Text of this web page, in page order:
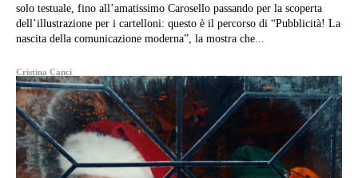
solo testuale, fino all’amatissimo Carosello passando per la scoperta
dell’illustrazione per i cartelloni: questo è il percorso di “Pubblicità! La
nascita della comunicazione moderna”, la mostra che...
Cristina Canci